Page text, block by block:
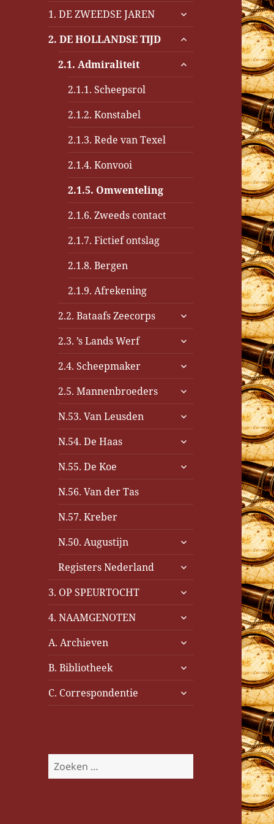
1. DE ZWEEDSE JAREN
submenu
2. DE HOLLANDSE TIJD
submenu
2.1. Admiraliteit
submenu
2.1.1. Scheepsrol
2.1.2. Konstabel
2.1.3. Rede van Texel
2.1.4. Konvooi
2.1.5. Omwenteling
2.1.6. Zweeds contact
2.1.7. Fictief ontslag
2.1.8. Bergen
2.1.9. Afrekening
2.2. Bataafs Zeecorps
submenu
2.3. ’s Lands Werf
submenu
2.4. Scheepmaker
submenu
2.5. Mannenbroeders
submenu
N.53. Van Leusden
submenu
N.54. De Haas
submenu
N.55. De Koe
submenu
N.56. Van der Tas
N.57. Kreber
N.50. Augustijn
submenu
Registers Nederland
submenu
3. OP SPEURTOCHT
submenu
4. NAAMGENOTEN
submenu
A. Archieven
submenu
B. Bibliotheek
submenu
C. Correspondentie
submenu
Z
o